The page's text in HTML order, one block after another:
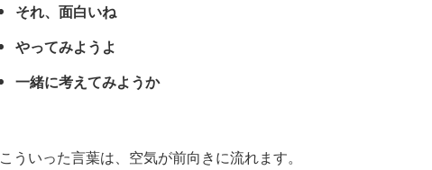
それ、面白いね
やってみようよ
一緒に考えてみようか
こういった言葉は、空気が前向きに流れます。